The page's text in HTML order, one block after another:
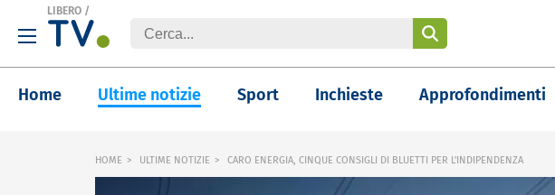
LIBERO /
Home Ultime notizie Sport Inchieste Approfondimenti
HOME ULTIME NOTIZIE CARO ENERGIA, CINQUE CONSIGLI DI BLUETTI PER L'INDIPENDENZA